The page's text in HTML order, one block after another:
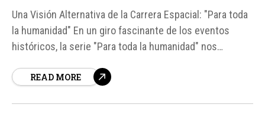
Una Visión Alternativa de la Carrera Espacial: "Para toda
la humanidad" En un giro fascinante de los eventos
históricos, la serie "Para toda la humanidad" nos
primera gran batalla lunar, desencadenando una rivalidad
READ MORE